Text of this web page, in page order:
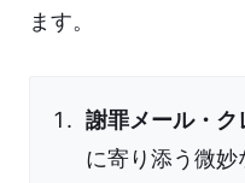
ます。
謝罪メール・ク
に寄り添う微